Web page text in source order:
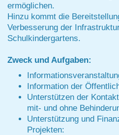
ermöglichen.
Hinzu kommt die
Verbesserung der
Schulkindergartens.
Zweck und Aufgaben:
Information der
Unterstützen der
mit- und ohne
Unterstützung und
Projekten: